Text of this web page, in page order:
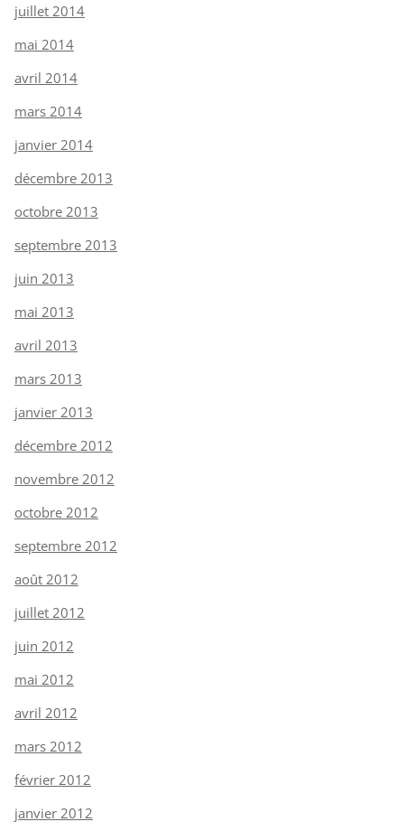
juillet 2014
mai 2014
avril 2014
mars 2014
janvier 2014
décembre 2013
octobre 2013
septembre 2013
juin 2013
mai 2013
avril 2013
mars 2013
janvier 2013
décembre 2012
novembre 2012
octobre 2012
septembre 2012
août 2012
juillet 2012
juin 2012
mai 2012
avril 2012
mars 2012
février 2012
janvier 2012